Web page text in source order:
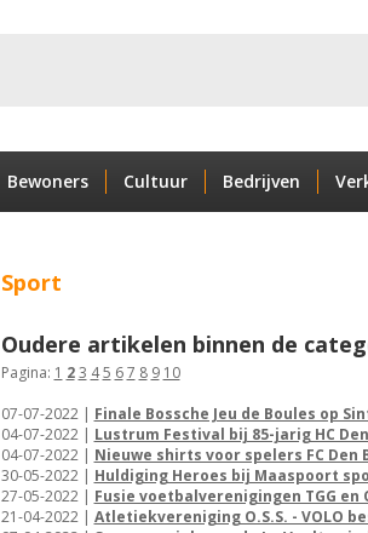
Bewoners Cultuur Bedrijven
Sport
Oudere artikelen binnen de
Pagina: 1 2 3 4 5 6 7 8 9 10
07-07-2022 | Finale Bossche Jeu de Boules op
04-07-2022 | Lustrum Festival bij 85-jarig HC
04-07-2022 | Nieuwe shirts voor spelers FC Den
30-05-2022 | Huldiging Heroes bij Maaspoort
27-05-2022 | Fusie voetbalverenigingen TGG en
21-04-2022 | Atletiekvereniging O.S.S. - VOLO